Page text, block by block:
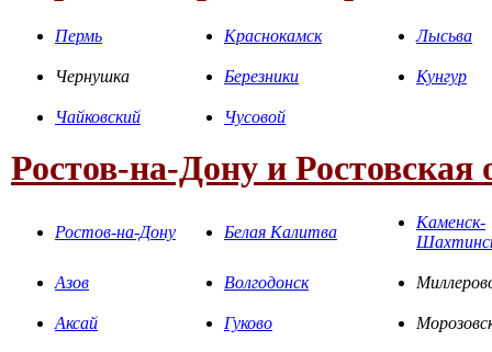
Пермь Краснокамск Лысьва
Чернушка Березники Кунгур
Чайковский Чусовой
Ростов-на-Дону и Ростовская
Ростов-на-Дону Белая Калитва
Каменск-
Азов Волгодонск
Аксай Гуково